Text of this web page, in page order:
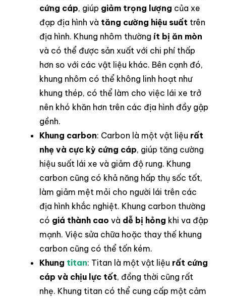
cứng cáp, giúp giảm trọng lượng của xe
đạp địa hình và tăng cường hiệu suất trên
địa hình. Khung nhôm thường ít bị ăn mòn
và có thể được sản xuất với chi phí thấp
hơn so với các vật liệu khác. Bên cạnh đó,
khung nhôm có thể không linh hoạt như
khung thép, có thể làm cho việc lái xe trở
nên khó khăn hơn trên các địa hình đầy gập
gềnh.
Khung carbon: Carbon là một vật liệu rất
nhẹ và cực kỳ cứng cáp, giúp tăng cường
hiệu suất lái xe và giảm độ rung. Khung
carbon cũng có khả năng hấp thụ sốc tốt,
làm giảm mệt mỏi cho người lái trên các
địa hình khắc nghiệt. Khung carbon thường
có giá thành cao và dễ bị hỏng khi va đập
mạnh. Việc sửa chữa hoặc thay thế khung
carbon cũng có thể tốn kém.
Khung titan: Titan là một vật liệu rất cứng
cáp và chịu lực tốt, đồng thời cũng rất
nhẹ. Khung titan có thể cung cấp một cảm